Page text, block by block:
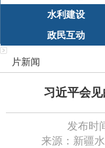
水利建设
政民互动
片新闻
习近平会
发布时
来源：新疆